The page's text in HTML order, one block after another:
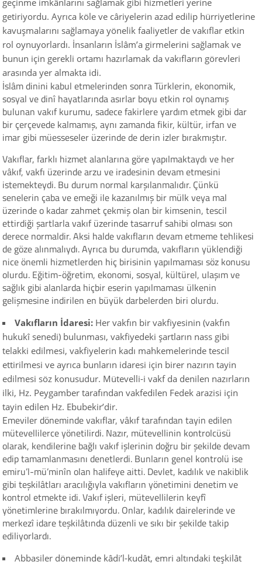
geçinme imkânlarını sağlamak gibi hizmetleri yerine
getiriyordu. Ayrıca köle ve câriyelerin azad edilip hürriyetlerine
kavuşmalarını sağlamaya yönelik faaliyetler de vakıflar etkin
rol oynuyorlardı. İnsanların İslâm’a girmelerini sağlamak ve
bunun için gerekli ortamı hazırlamak da vakıfların görevleri
arasında yer almakta idi.
İslâm dinini kabul etmelerinden sonra Türklerin, ekonomik,
sosyal ve dinî hayatlarında asırlar boyu etkin rol oynamış
bulunan vakıf kurumu, sadece fakirlere yardım etmek gibi dar
bir çerçevede kalmamış, aynı zamanda fikir, kültür, irfan ve
imar gibi müesseseler üzerinde de derin izler bırakmıştır.
Vakıflar, farklı hizmet alanlarına göre yapılmaktaydı ve her
vâkıf, vakfı üzerinde arzu ve iradesinin devam etmesini
istemekteydi. Bu durum normal karşılanmalıdır. Çünkü
senelerin çaba ve emeği ile kazanılmış bir mülk veya mal
üzerinde o kadar zahmet çekmiş olan bir kimsenin, tescil
ettirdiği şartlarla vakıf üzerinde tasarruf sahibi olması son
derece normaldir. Aksi halde vakıfların devam etmeme tehlikesi
de göze alınmalıydı. Ayrıca bu durumda, vakıfların yüklendiği
nice önemli hizmetlerden hiç birisinin yapılmaması söz konusu
olurdu. Eğitim-öğretim, ekonomi, sosyal, kültürel, ulaşım ve
sağlık gibi alanlarda hiçbir eserin yapılmaması ülkenin
gelişmesine indirilen en büyük darbelerden biri olurdu.
Vakıfların İdaresi: Her vakfın bir vakfiyesinin (vakfın
hukukî senedi) bulunması, vakfiyedeki şartların nass gibi
telakki edilmesi, vakfiyelerin kadı mahkemelerinde tescil
ettirilmesi ve ayrıca bunların idaresi için birer nazırın tayin
edilmesi söz konusudur. Mütevelli-i vakf da denilen nazırların
ilki, Hz. Peygamber tarafından vakfedilen Fedek arazisi için
tayin edilen Hz. Ebubekir’dir.
Emeviler döneminde vakıflar, vâkıf tarafından tayin edilen
mütevellilerce yönetilirdi. Nazır, mütevellinin kontrolcüsü
olarak, kendilerine bağlı vakıf işlerinin doğru bir şekilde devam
edip tamamlanmasını denetlerdi. Bunların genel kontrolü ise
emiru’l-mü’minîn olan halifeye aitti. Devlet, kadılık ve nakiblik
gibi teşkilâtları aracılığıyla vakıfların yönetimini denetim ve
kontrol etmekte idi. Vakıf işleri, mütevellilerin keyfî
yönetimlerine bırakılmıyordu. Onlar, kadılık dairelerinde ve
merkezî idare teşkilâtında düzenli ve sıkı bir şekilde takip
ediliyorlardı.
Abbasiler döneminde kâdi’l-kudât, emri altındaki teşkilât